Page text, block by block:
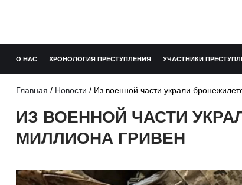
О НАС ХРОНОЛОГИЯ ПРЕСТУПЛЕНИЯ УЧАСТНИКИ
Главная / Новости / Из военной части украли
ИЗ ВОЕННОЙ ЧАСТИ
МИЛЛИОНА ГРИВЕН